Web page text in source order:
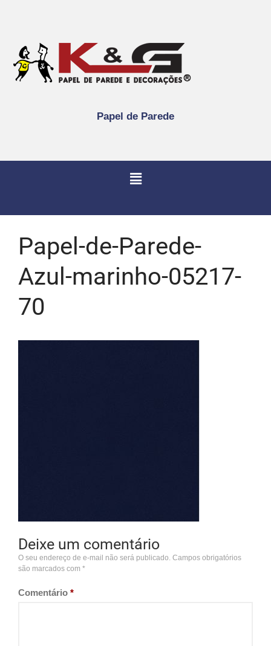
Papel de Parede
Papel-de-Parede-
Azul-marinho-05217-
70
Deixe um comentário
O seu endereço de e-mail não será publicado. Campos obrigatórios
são marcados com *
Comentário *